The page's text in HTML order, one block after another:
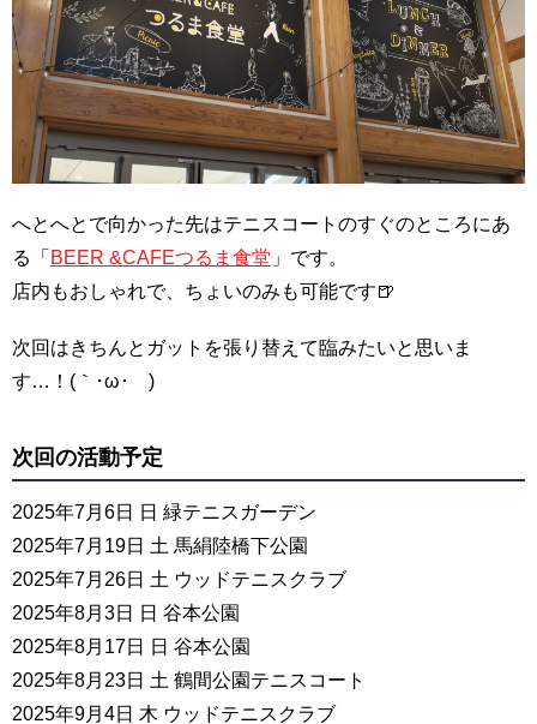
へとへとで向かった先はテニスコートのすぐのところにあ
る「 BEER &CAFEつるま食堂 」です。
店内もおしゃれで、ちょいのみも可能です🍺
次回はきちんとガットを張り替えて臨みたいと思いま
す…！(｀･ω･´)
次回の活動予定
2025年7月6日 日 緑テニスガーデン
2025年7月19日 土 馬絹陸橋下公園
2025年7月26日 土 ウッドテニスクラブ
2025年8月3日 日 谷本公園
2025年8月17日 日 谷本公園
2025年8月23日 土 鶴間公園テニスコート
2025年9月4日 木 ウッドテニスクラブ